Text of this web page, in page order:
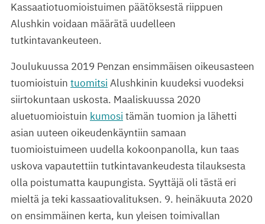
Kassaatiotuomioistuimen päätöksestä riippuen
Alushkin voidaan määrätä uudelleen
tutkintavankeuteen.
Joulukuussa 2019 Penzan ensimmäisen oikeusasteen
tuomioistuin tuomitsi Alushkinin kuudeksi vuodeksi
siirtokuntaan uskosta. Maaliskuussa 2020
aluetuomioistuin kumosi tämän tuomion ja lähetti
asian uuteen oikeudenkäyntiin samaan
tuomioistuimeen uudella kokoonpanolla, kun taas
uskova vapautettiin tutkintavankeudesta tilauksesta
olla poistumatta kaupungista. Syyttäjä oli tästä eri
mieltä ja teki kassaatiovalituksen. 9. heinäkuuta 2020
on ensimmäinen kerta, kun yleisen toimivallan